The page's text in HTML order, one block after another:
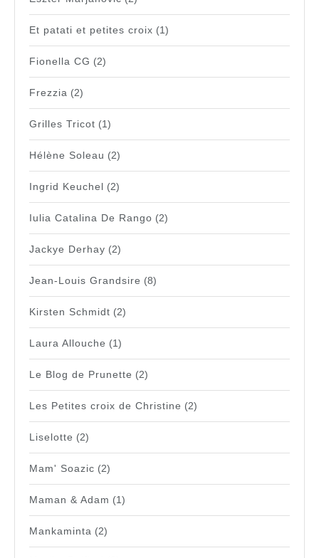
Et patati et petites croix (1)
Fionella CG (2)
Frezzia (2)
Grilles Tricot (1)
Hélène Soleau (2)
Ingrid Keuchel (2)
Iulia Catalina De Rango (2)
Jackye Derhay (2)
Jean-Louis Grandsire (8)
Kirsten Schmidt (2)
Laura Allouche (1)
Le Blog de Prunette (2)
Les Petites croix de Christine (2)
Liselotte (2)
Mam' Soazic (2)
Maman & Adam (1)
Mankaminta (2)